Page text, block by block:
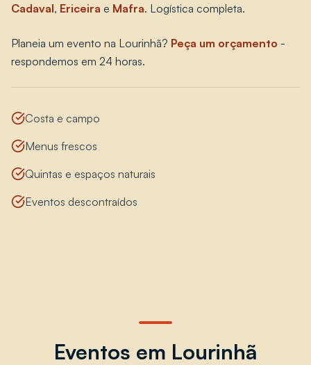
Cadaval, Ericeira e Mafra. Logística completa.
Planeia um evento na Lourinhã? Peça um orçamento -
respondemos em 24 horas.
Costa e campo
Menus frescos
Quintas e espaços naturais
Eventos descontraídos
Eventos em Lourinhã